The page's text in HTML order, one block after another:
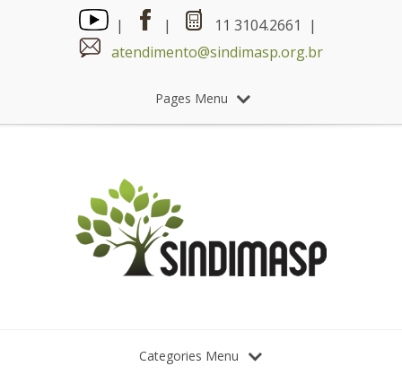
| |
11 3104.2661 |
atendimento@sindimasp.org.br
Pages Menu
Categories Menu